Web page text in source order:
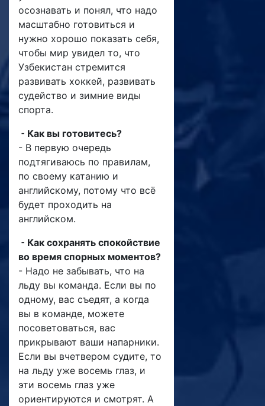
осознавать и понял, что надо
масштабно готовиться и
нужно хорошо показать себя,
чтобы мир увидел то, что
Узбекистан стремится
развивать хоккей, развивать
судейство и зимние виды
спорта.
⁃ Как вы готовитесь?
- В первую очередь
подтягиваюсь по правилам,
по своему катанию и
английскому, потому что всё
будет проходить на
английском.
⁃ Как сохранять спокойствие
во время спорных моментов?
- Надо не забывать, что на
льду вы команда. Если вы по
одному, вас съедят, а когда
вы в команде, можете
посоветоваться, вас
прикрывают ваши напарники.
Если вы вчетвером судите, то
на льду уже восемь глаз, и
эти восемь глаз уже
ориентируются и смотрят. А